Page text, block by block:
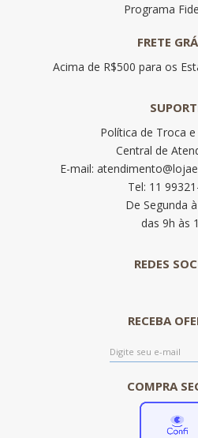
Programa
FRETE
Acima de R$500 para os
Política de Troca
Central de
E-mail:
Tel: 11
De Segunda
das 9h às
REDES
RECEBA
COMPRA